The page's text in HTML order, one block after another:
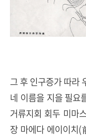
그 후 인구증가 따
네 이름을 지을 필
거류지회 회두 미
장 마에다 에이이치